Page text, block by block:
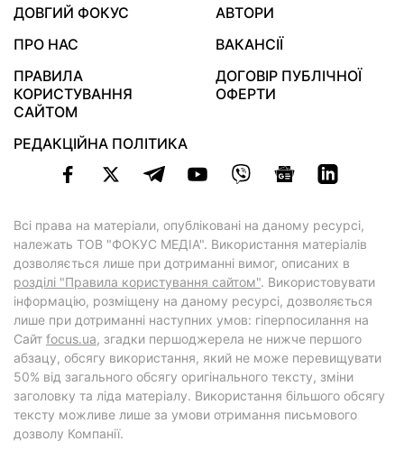
ДОВГИЙ ФОКУС
АВТОРИ
ПРО НАС
ВАКАНСІЇ
ПРАВИЛА
КОРИСТУВАННЯ
САЙТОМ
ДОГОВІР ПУБЛІЧНОЇ
ОФЕРТИ
РЕДАКЦІЙНА ПОЛІТИКА
Всі права на матеріали, опубліковані на даному ресурсі,
належать ТОВ "ФОКУС МЕДІА". Використання матеріалів
дозволяється лише при дотриманні вимог, описаних в
розділі "Правила користування сайтом". Використовувати
інформацію, розміщену на даному ресурсі, дозволяється
лише при дотриманні наступних умов: гіперпосилання на
Cайт focus.ua, згадки першоджерела не нижче першого
абзацу, обсягу використання, який не може перевищувати
50% від загального обсягу оригінального тексту, зміни
заголовку та ліда матеріалу. Використання більшого обсягу
тексту можливе лише за умови отримання письмового
дозволу Компанії.